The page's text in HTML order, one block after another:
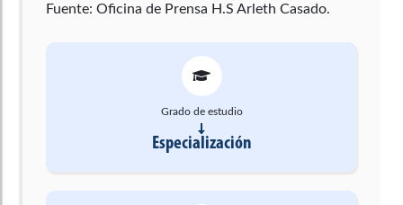
Fuente: Oficina de Prensa H.S Arleth Casado.
Grado de estudio
Especialización